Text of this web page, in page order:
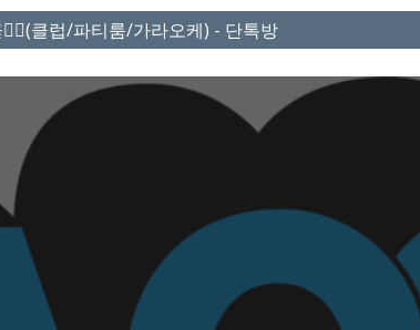
클럽/파티룸/가라오케) - 단톡방